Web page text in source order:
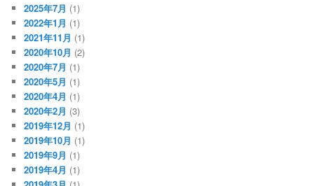
2025年7月 (1)
2022年1月 (1)
2021年11月 (1)
2020年10月 (2)
2020年7月 (1)
2020年5月 (1)
2020年4月 (1)
2020年2月 (3)
2019年12月 (1)
2019年10月 (1)
2019年9月 (1)
2019年4月 (1)